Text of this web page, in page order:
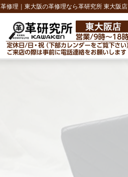
革修理｜東大阪の革修理なら革研究所 東大阪店